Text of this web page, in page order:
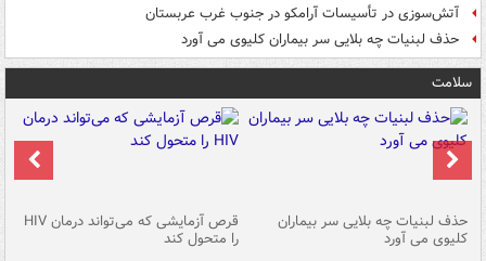
آتش‌سوزی در تأسیسات آرامکو در جنوب غرب عربستان
حذف لبنیات چه بلایی سر بیماران کلیوی می آورد
سلامت
حذف لبنیات چه بلایی سر بیماران
کلیوی می آورد
قرص آزمایشی که می‌تواند درمان HIV
را متحول کند